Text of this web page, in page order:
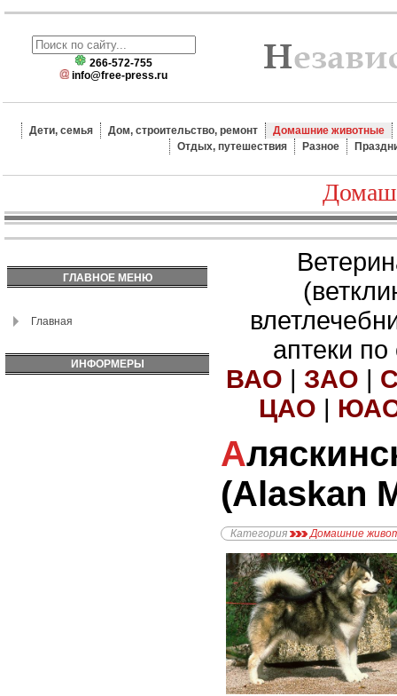
266-572-755
info@free-press.ru
Дети, семья Дом, строительство, ремонт
Домашние животные
Отдых, путешествия
Разное
ГЛАВНОЕ МЕНЮ
Главная
ИНФОРМЕРЫ
аптеки
ВАО | ЗАО |
ЦАО |
Аляскинский Маламут
(Alaskan
Категория Домашние